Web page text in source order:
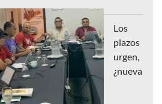
Los
plazos
urgen,
¿nueva